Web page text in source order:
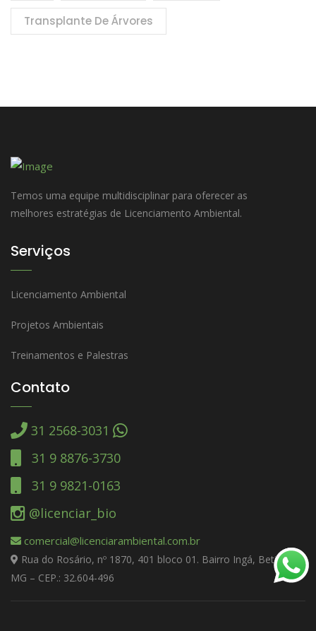
Transplante De Árvores
Temos uma equipe multidisciplinar para oferecer as
melhores estratégias de Licenciamento Ambiental.
Serviços
Licenciamento Ambiental
Projetos Ambientais
Treinamentos e Palestras
Contato
31 2568-3031
31 9 8876-3730
31 9 9821-0163
@licenciar_bio
comercial@licenciarambiental.com.br
Rua do Rosário, nº 1870, 401 bloco 01. Bairro Ingá, Betim –
MG – CEP.: 32.604-496